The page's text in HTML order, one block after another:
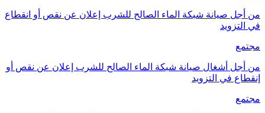
من أجل صيانة شبكة الماء الصالح للشرب إعلان عن نقص أو انقطاع
في التزويد
مجتمع
من أجل أشغال صيانة شبكة الماء الصالح للشرب إعلان عن نقص أو
إنقطاع في التزويد
مجتمع